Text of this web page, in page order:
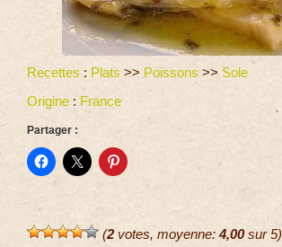
Recettes : Plats >> Poissons >> Sole
Origine : France
Partager :
(2votes, moyenne:4,00sur 5)